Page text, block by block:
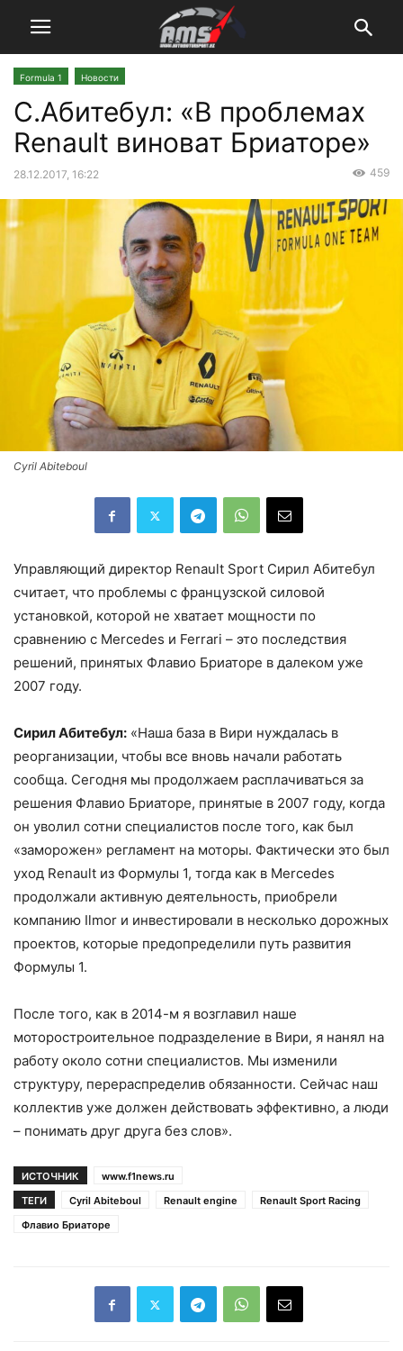
Formula 1 Новости
С.Абитебул: «В проблемах
Renault виноват Бриаторе»
28.12.2017, 16:22 459
Cyril Abiteboul
Управляющий директор Renault Sport Сирил Абитебул
считает, что проблемы с французской силовой
установкой, которой не хватает мощности по
сравнению с Mercedes и Ferrari – это последствия
решений, принятых Флавио Бриаторе в далеком уже
2007 году.
Сирил Абитебул: «Наша база в Вири нуждалась в
реорганизации, чтобы все вновь начали работать
сообща. Сегодня мы продолжаем расплачиваться за
решения Флавио Бриаторе, принятые в 2007 году, когда
он уволил сотни специалистов после того, как был
«заморожен» регламент на моторы. Фактически это был
уход Renault из Формулы 1, тогда как в Mercedes
продолжали активную деятельность, приобрели
компанию Ilmor и инвестировали в несколько дорожных
проектов, которые предопределили путь развития
Формулы 1.
После того, как в 2014-м я возглавил наше
моторостроительное подразделение в Вири, я нанял на
работу около сотни специалистов. Мы изменили
структуру, перераспределив обязанности. Сейчас наш
коллектив уже должен действовать эффективно, а люди
– понимать друг друга без слов».
ИСТОЧНИК
www.f1news.ru
ТЕГИ
Cyril Abiteboul Renault engine
Renault Sport Racing
Флавио Бриаторе